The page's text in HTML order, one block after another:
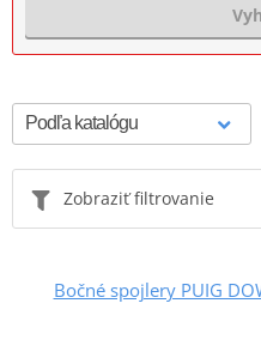
Zobraziť filtrovanie
Bočné spojlery PUIG